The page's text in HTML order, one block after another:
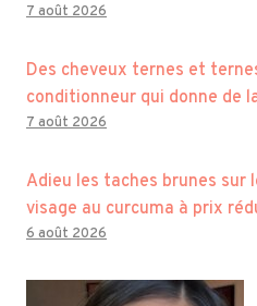
7 août 2026
Des cheveux ternes et
conditionneur qui donne de
7 août 2026
Adieu les taches brunes sur
visage au curcuma à prix
6 août 2026